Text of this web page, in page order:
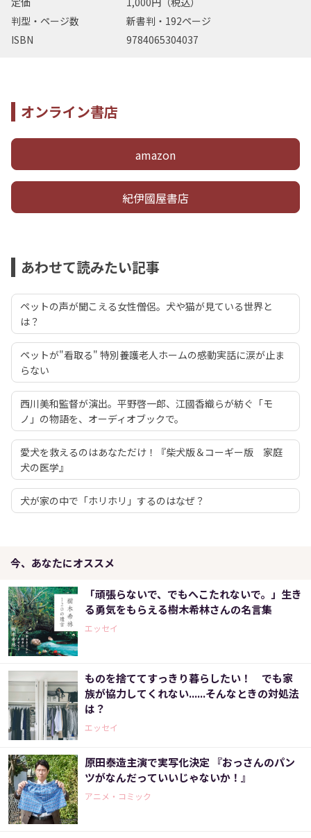
判型・ページ数
新書判・192ページ
ISBN
9784065304037
オンライン書店
amazon
紀伊國屋書店
あわせて読みたい記事
ペットの声が聞こえる女性僧侶。犬や猫が見ている世界と
は？
ペットが"看取る" 特別養護老人ホームの感動実話に涙が止ま
らない
西川美和監督が演出。平野啓一郎、江國香織らが紡ぐ「モ
ノ」の物語を、オーディオブックで。
愛犬を救えるのはあなただけ！『柴犬版＆コーギー版 家庭
犬の医学』
犬が家の中で「ホリホリ」するのはなぜ？
今、あなたにオススメ
「頑張らないで、でもへこたれないで。」生き
る勇気をもらえる樹木希林さんの名言集
エッセイ
ものを捨ててすっきり暮らしたい！ でも家
族が協力してくれない......そんなときの対処法
は？
エッセイ
原田泰造主演で実写化決定 『おっさんのパン
ツがなんだっていいじゃないか！』
アニメ・コミック